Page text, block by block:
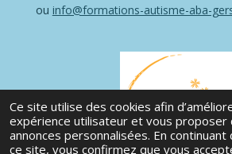
Ce site utilise des cookies afin
expérience utilisateur et vous proposer
annonces personnalisées. En continuant
ce site, vous confirmez que vous
ou info@formations-autisme-aba-